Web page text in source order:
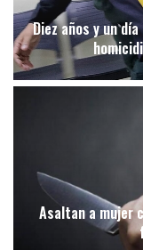
Diez años y un
Asaltan a mujer